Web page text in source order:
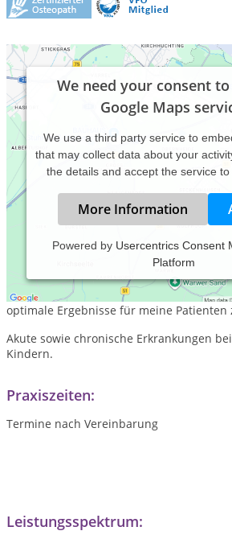
We need your consent
Google Maps
We use a third party service to
that may collect data about your
the details and accept the service to
More Information
Powered by Usercentrics Consent
Platform
In meiner Praxis kombiniere ich
Schulmedizin um
optimale Ergebnisse für meine Patienten
Akute sowie chronische Erkrankungen
Kindern.
Praxiszeiten:
Termine nach Vereinbarung
Leistungsspektrum: